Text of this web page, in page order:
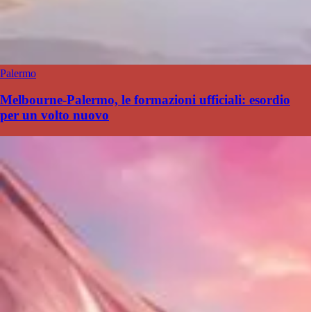
Palermo
Melbourne-Palermo, le formazioni ufficiali: esordio
per un volto nuovo